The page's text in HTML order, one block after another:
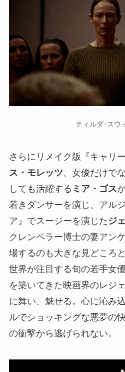
ティルダ･スウ
さらにリメイク版『キャリ
ス・モレッツ、女優だけで
しても活躍する ミア・ゴス
若きダンサーを演じ、アル
ア』でスージーを演じた ジ
クレンペラー博士の妻アン
場するのも大きな見どころ
世界が注目する旬の若手女
を築いてきた映画界のレジ
に舞い、魅せる。心に沁み
ルでショッキングな悪夢の
の衝撃から逃げられない。